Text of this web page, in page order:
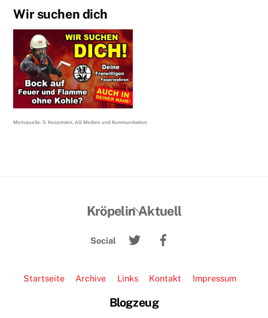
Wir suchen dich
Motivquelle: S. Koopmann, AG Medien und Kommunikation
Back
Top
Kröpelin Aktuell
Social
Twitter
Startseite Archive Links Kontakt Impressum
Blogzeug